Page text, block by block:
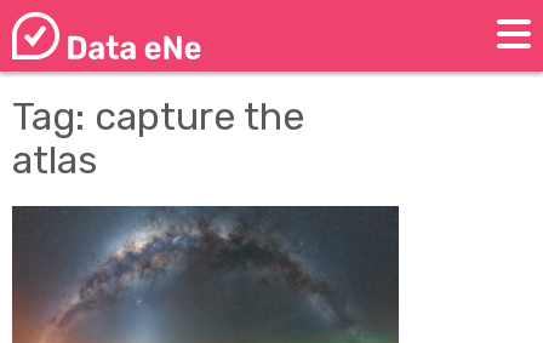
Tag: capture the
atlas